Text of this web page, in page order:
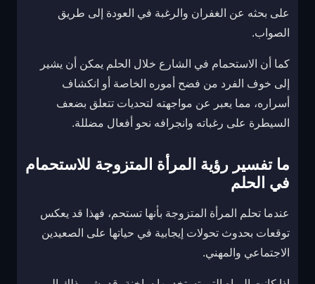
على بحثه عن الغفران والرغبة في العودة إلى طريق
الصواب.
كما أن الاستحمام في الشارع خلال الحلم يمكن أن يشير
إلى خوف الفرد من فضح أموره الخاصة أو انكشاف
أسراره، مما يعبر عن مواجهته لتحديات تتعلق بضعف
السيطرة على رغباته وانجرافه نحو أفعال مضللة.
ما تفسير رؤية المرأة المتزوجة للاستحمام
في الحلم
عندما تحلم المرأة المتزوجة بأنها تستحم، فهذا قد يعكس
توقعات بحدوث تحولات إيجابية في حياتها على الصعيدين
الاجتماعي والمهني.